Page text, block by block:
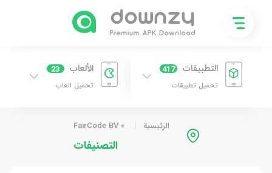
التطبيقات 417
تحميل تطبيقات
الألعاب 23
تحميل العاب
الرئيسية »
FairCode BV
التصنيفات